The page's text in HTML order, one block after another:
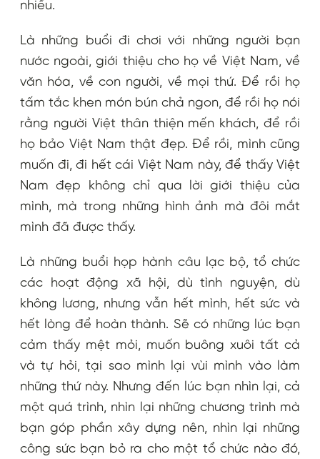
nhiều.
Là những buổi đi chơi với những người bạn
nước ngoài, giới thiệu cho họ về Việt Nam, về
văn hóa, về con người, về mọi thứ. Để rồi họ
tấm tắc khen món bún chả ngon, để rồi họ nói
rằng người Việt thân thiện mến khách, để rồi
họ bảo Việt Nam thật đẹp. Để rồi, mình cũng
muốn đi, đi hết cái Việt Nam này, để thấy Việt
Nam đẹp không chỉ qua lời giới thiệu của
mình, mà trong những hình ảnh mà đôi mắt
mình đã được thấy.
Là những buổi họp hành câu lạc bộ, tổ chức
các hoạt động xã hội, dù tình nguyện, dù
không lương, nhưng vẫn hết mình, hết sức và
hết lòng để hoàn thành. Sẽ có những lúc bạn
cảm thấy mệt mỏi, muốn buông xuôi tất cả
và tự hỏi, tại sao mình lại vùi mình vào làm
những thứ này. Nhưng đến lúc bạn nhìn lại, cả
một quá trình, nhìn lại những chương trình mà
bạn góp phần xây dựng nên, nhìn lại những
công sức bạn bỏ ra cho một tổ chức nào đó,